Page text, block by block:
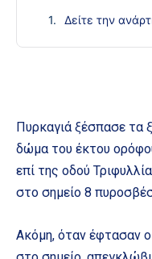
Δείτε την
Πυρκαγιά ξέσπασε τα
δώμα του έκτου
επί της οδού
στο σημείο 8
Ακόμη, όταν έφτασαν